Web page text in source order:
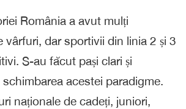
România a avut mulți
vârfuri, dar sportivii din linia 2 și 3
S-au făcut pași clari și
acestei paradigme.
naționale de cadeți, juniori,